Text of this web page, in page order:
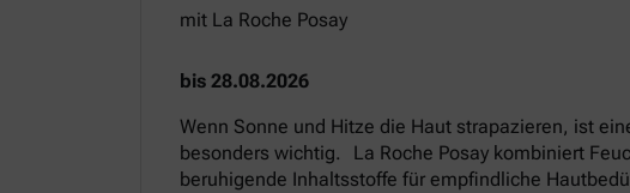
mit La Roche Posay
bis 28.08.2026
Wenn Sonne und Hitze die Haut strapazieren, ist
besonders wichtig. La Roche Posay kombiniert
beruhigende Inhaltsstoffe für empfindliche